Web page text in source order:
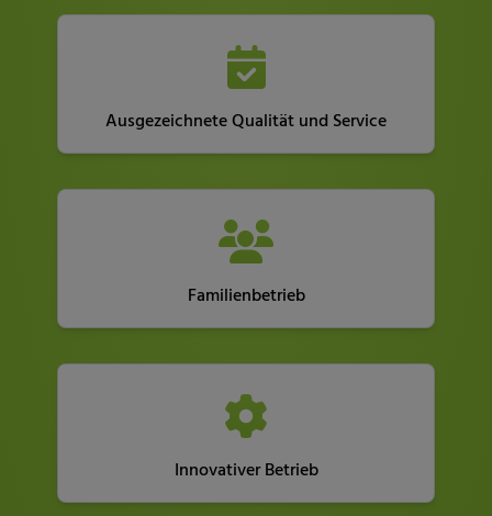
Ausgezeichnete Qualität und Service
Familienbetrieb
Innovativer Betrieb